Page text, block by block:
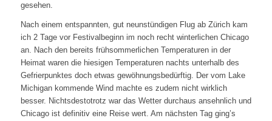
gesehen.
Nach einem entspannten, gut neunstündigen Flug ab Zürich kam
ich 2 Tage vor Festivalbeginn im noch recht winterlichen Chicago
an. Nach den bereits frühsommerlichen Temperaturen in der
Heimat waren die hiesigen Temperaturen nachts unterhalb des
Gefrierpunktes doch etwas gewöhnungsbedürftig. Der vom Lake
Michigan kommende Wind machte es zudem nicht wirklich
besser. Nichtsdestotrotz war das Wetter durchaus ansehnlich und
Chicago ist definitiv eine Reise wert. Am nächsten Tag ging’s